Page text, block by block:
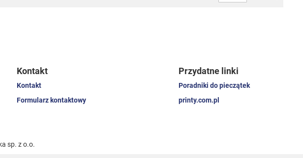
Kontakt
Kontakt
Formularz kontaktowy
Przydatne linki
Poradniki do pieczątek
printy.com.pl
sp. z o.o.